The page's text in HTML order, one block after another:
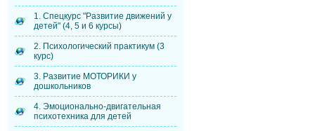
1. Спецкурс "Развитие движений у
детей" (4, 5 и 6 курсы)
2. Психологический практикум (3
курс)
3. Развитие МОТОРИКИ у
дошкольников
4. Эмоционально-двигательная
психотехника для детей